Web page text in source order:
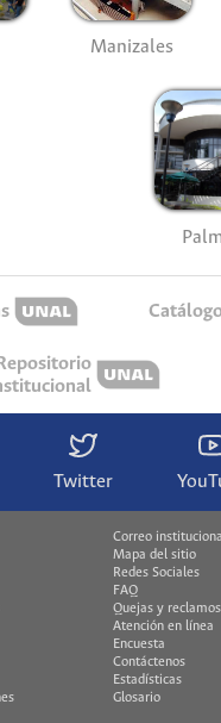
Manizales
Repositorio
Twitter
Correo
Mapa del sitio
Redes Sociales
FAQ
Quejas y reclamos
Atención en línea
Encuesta
Contáctenos
Estadísticas
Glosario